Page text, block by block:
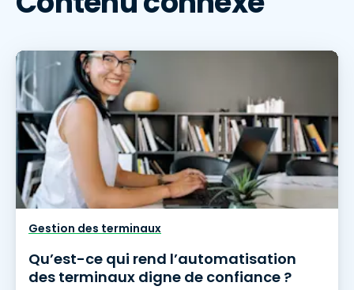
Gestion des terminaux
Qu’est-ce qui rend l’automatisation
des terminaux digne de confiance ?